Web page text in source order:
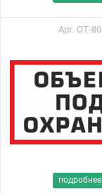
Арт. ОТ-80
подробнее